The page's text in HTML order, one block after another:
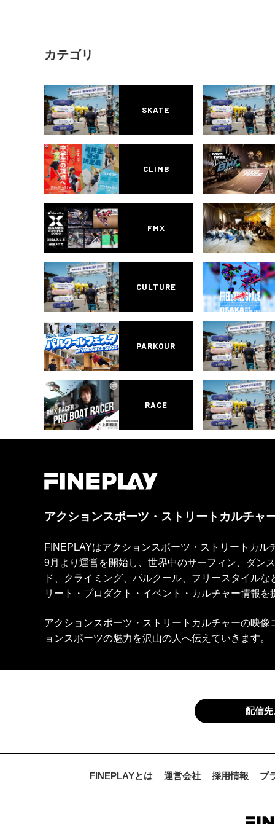
カテゴリ
SKATE
CLIMB
FMX
CULTURE
PARKOUR
RACE
アクションスポーツ・ストリートカルチャ
FINEPLAYはアクションスポーツ・ストリートカ
9月より運営を開始し、世界中のサーフィン、ダン
ド、クライミング、パルクール、フリースタイル
リート・プロダクト・イベント・カルチャー情報を
アクションスポーツ・ストリートカルチャーの映
ョンスポーツの魅力を沢山の人へ伝えていきます。
配信
FINEPLAYとは 運営会社 採用情報 プ